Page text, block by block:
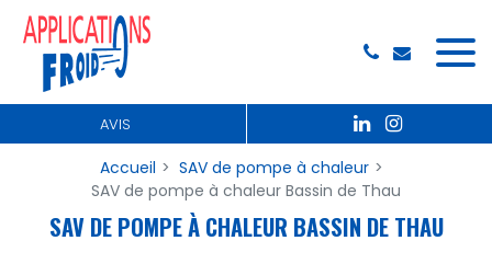
AVIS
Accueil
SAV de pompe à chaleur
SAV de pompe à chaleur Bassin de Thau
SAV DE POMPE À CHALEUR BASSIN DE THAU